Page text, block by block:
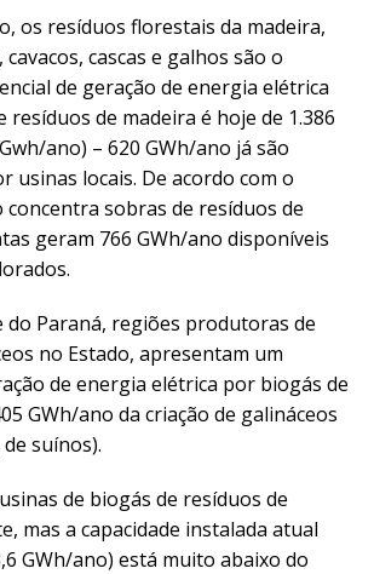
os resíduos florestais da madeira,
cascas e galhos são o
de geração de energia elétrica
resíduos de madeira é hoje de 1.386
ano) – 620 GWh/ano já são
usinas locais. De acordo com o
sobras de resíduos de
geram 766 GWh/ano disponíveis
do Paraná, regiões produtoras de
no Estado, apresentam um
de energia elétrica por biogás de
GWh/ano da criação de galináceos
suínos).
de biogás de resíduos de
mas a capacidade instalada atual
GWh/ano) está muito abaixo do